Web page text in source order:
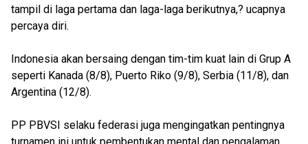
tampil di laga pertama dan laga-laga berikutnya,? ucapnya
percaya diri.
Indonesia akan bersaing dengan tim-tim kuat lain di Grup A
seperti Kanada (8/8), Puerto Riko (9/8), Serbia (11/8), dan
Argentina (12/8).
PP PBVSI selaku federasi juga mengingatkan pentingnya